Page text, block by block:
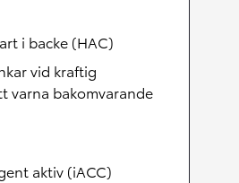
i backe (HAC)
vid kraftig
varna bakomvarande
aktiv (iACC)